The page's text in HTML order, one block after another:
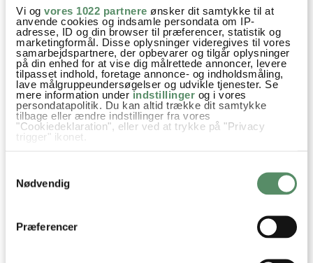
Vi og vores 1022 partnere ønsker dit samtykke til at
anvende cookies og indsamle persondata om IP-
adresse, ID og din browser til præferencer, statistik og
marketingformål. Disse oplysninger videregives til vores
samarbejdspartnere, der opbevarer og tilgår oplysninger
på din enhed for at vise dig målrettede annoncer, levere
tilpasset indhold, foretage annonce- og indholdsmåling,
lave målgruppeundersøgelser og udvikle tjenester. Se
mere information under indstillinger og i vores
persondatapolitik. Du kan altid trække dit samtykke
tilbage eller ændre indstillinger fra vores
"Cookiedeklaration", eller ved at trykke på "Privacy
trigger" ikonet.
Indsamle præcise oplysninger om din placering,
der kan være nøjagtig inden for få meter
Identificere din enhed baseret på en scanning af
Nødvendig
Præferencer
5. oktober 2011 kl. 16:23
Åh, en indendørs kage-skråstreg-lege-date lyder
ikke dårligt. Og jeg ville sige ja med det samme,
hvis det ikke var fordi, jeg lige er kommet i
tanker om, at Øglen skal sove hos mormor og
morfar fra lørdag til søndag, og hun kommer
først sent hjem. Men engang i næste ugeeller
næste weekend måske?
Ann-Christine
Så skulle det være på fredag? Hvordan ser det
ud for jer? Hvis weekenden er bedre så kan jeg